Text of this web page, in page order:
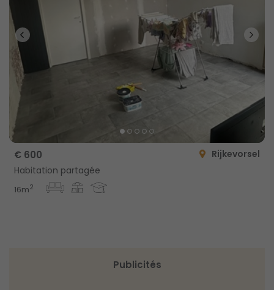
€ 600
Rijkevorsel
Habitation partagée
16m2
Publicités